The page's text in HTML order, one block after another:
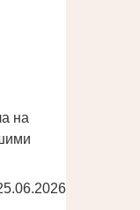
на